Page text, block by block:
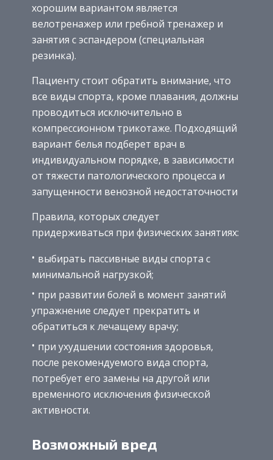
хорошим вариантом является
велотренажер или гребной тренажер и
занятия с эспандером (специальная
резинка).
Пациенту стоит обратить внимание, что
все виды спорта, кроме плавания, должны
проводиться исключительно в
компрессионном трикотаже. Подходящий
вариант белья подберет врач в
индивидуальном порядке, в зависимости
от тяжести патологического процесса и
запущенности венозной недостаточности
Правила, которых следует
придерживаться при физических занятиях:
выбирать пассивные виды спорта с
минимальной нагрузкой;
при развитии болей в момент занятий
упражнение следует прекратить и
обратиться к лечащему врачу;
при ухудшении состояния здоровья,
после рекомендуемого вида спорта,
потребует его замены на другой или
временного исключения физической
активности.
Возможный вред